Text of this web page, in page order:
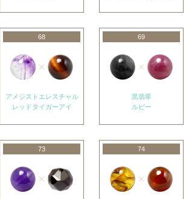
68
アメジストエレスチャル
レッドタイガーアイ
69
黒翡翠
ルビー
73 74